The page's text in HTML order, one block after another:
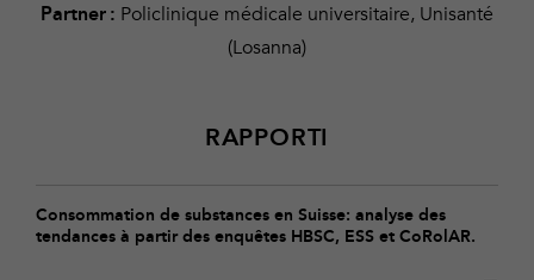
Partner : Policlinique médicale universitaire, Unisanté
(Losanna)
RAPPORTI
Consommation de substances en Suisse: analyse des
tendances à partir des enquêtes HBSC, ESS et CoRolAR.